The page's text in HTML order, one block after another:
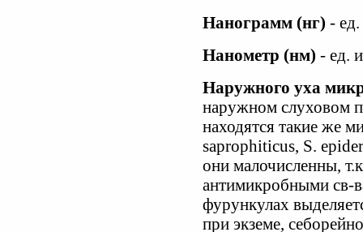
Нанограмм (нг) -
Нанометр (нм) - ед.
Наружного уха
наружном слуховом
находятся такие же
saprophiticus, S.
они малочисленны,
антимикробными св-
фурункулах
при экземе,